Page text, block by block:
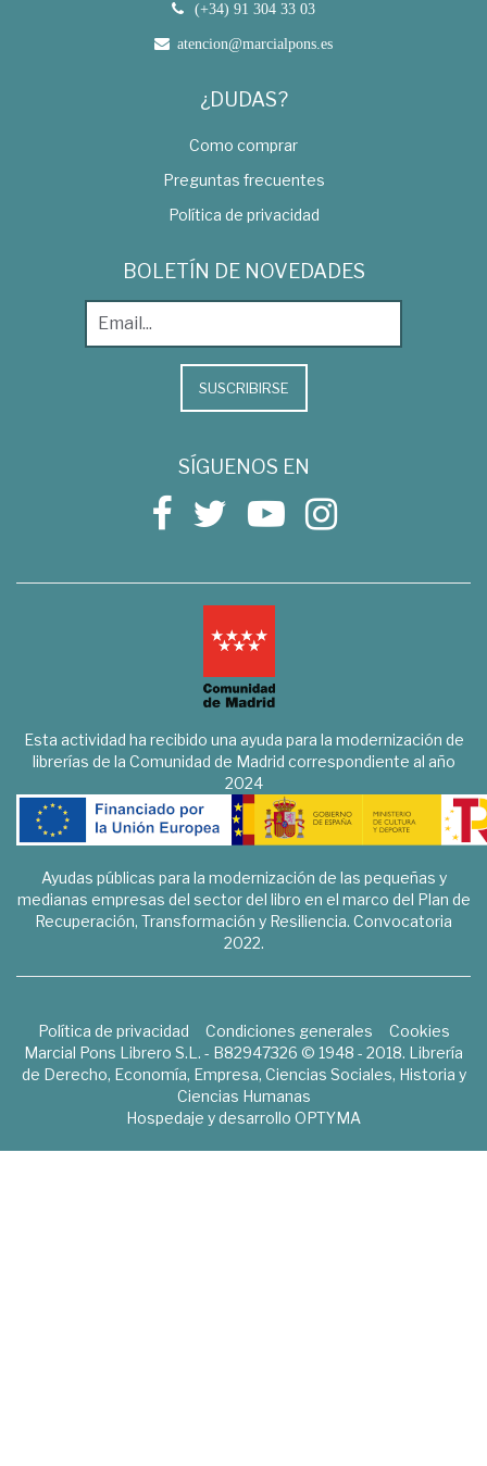
(+34) 91 304 33 03
atencion@marcialpons.es
¿DUDAS?
Como comprar
Preguntas frecuentes
Política de privacidad
BOLETÍN DE NOVEDADES
SUSCRIBIRSE
SÍGUENOS EN
Esta actividad ha recibido una ayuda para la modernización de
librerías de la Comunidad de Madrid correspondiente al año
2024
Ayudas públicas para la modernización de las pequeñas y
medianas empresas del sector del libro en el marco del Plan de
Recuperación, Transformación y Resiliencia. Convocatoria
2022.
Política de privacidad Condiciones generales
Cookies
Marcial Pons Librero S.L. - B82947326 © 1948 - 2018. Librería
de Derecho, Economía, Empresa, Ciencias Sociales, Historia y
Ciencias Humanas
Hospedaje y desarrollo OPTYMA